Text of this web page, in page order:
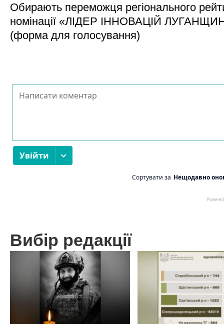
Обирають переможця регіонального
номінації «ЛІДЕР ІННОВАЦІЙ
(форма для голосування)
Вибір редакції